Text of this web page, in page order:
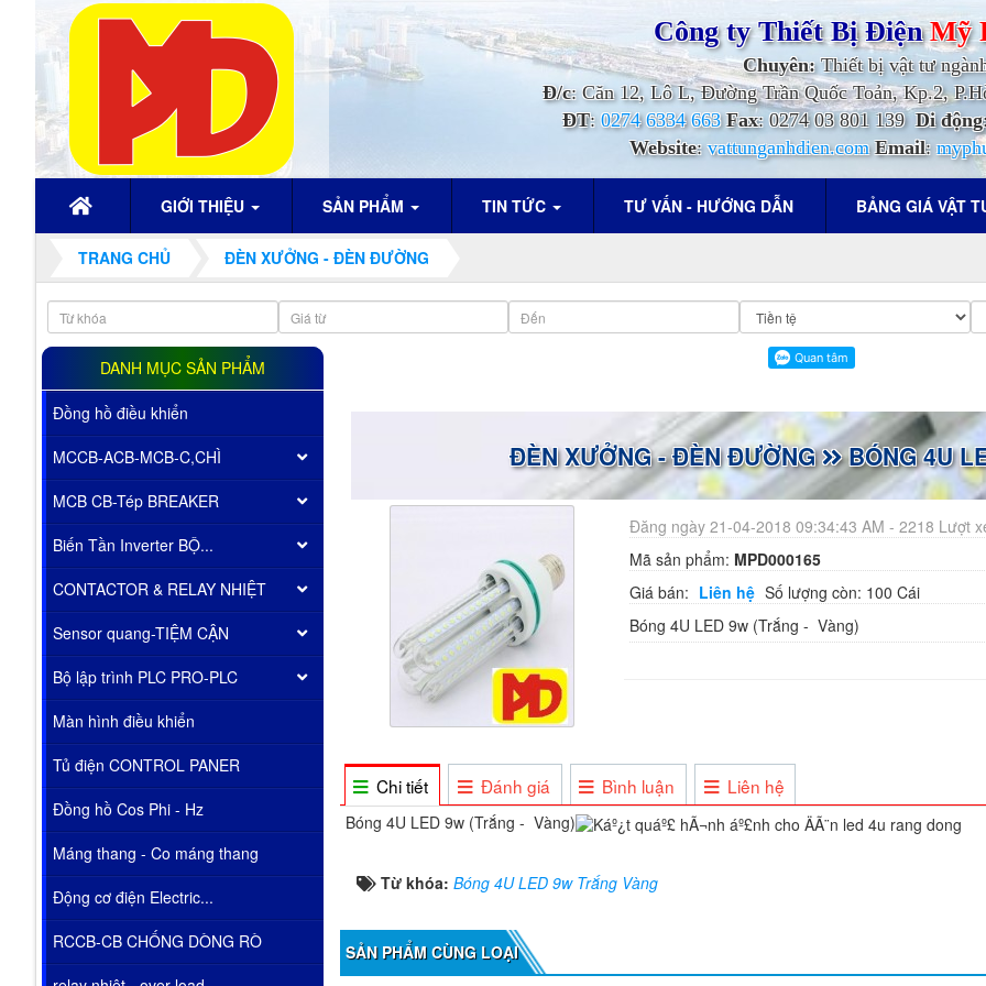
Công ty Thiết Bị ĐiệnMỹ
Chuyên:Thiết bị vật tư
Đ/c: Căn 12, Lô L, Đường Trần Quốc Toản, Kp.2,
ĐT:0274 6334 663 Fax: 0274 03 801 139 Di động
Website:vattunganhdien.com Email:
GIỚI THIỆU SẢN PHẨM TIN TỨC TƯ VẤN - HƯỚNG DẪN BẢNG GIÁ VẬT
TRANG CHỦ ĐÈN XƯỞNG - ĐÈN ĐƯỜNG
ĐÈN XƯỞNG - ĐÈN ĐƯỜNG BÓNG 4U
Đăng ngày 21-04-2018 09:34:43 AM - 2218 Lượt
Mã sản phẩm: MPD000165
Giá bán: Liên hệ Số lượng còn: 100 Cái
Bóng 4U LED 9w (Trắng - Vàng)
Chi tiết Đánh giá Bình luận Liên hệ
Bóng 4U LED 9w (Trắng - Vàng)
Từ khóa:Bóng 4U LED 9w Trắng Vàng
SẢN PHẨM CÙNG LOẠI
DANH MỤC SẢN PHẨM
Đồng hồ điều khiển
MCCB-ACB-MCB-C,CHÌ
MCB CB-Tép BREAKER
Biến Tần Inverter BỘ...
CONTACTOR & RELAY NHIỆT
Sensor quang-TIỆM CẬN
Bộ lập trình PLC PRO-PLC
Màn hình điều khiển
Tủ điện CONTROL PANER
Đồng hồ Cos Phi - Hz
Máng thang - Co máng thang
Động cơ điện Electric...
RCCB-CB CHỐNG DÒNG RÒ